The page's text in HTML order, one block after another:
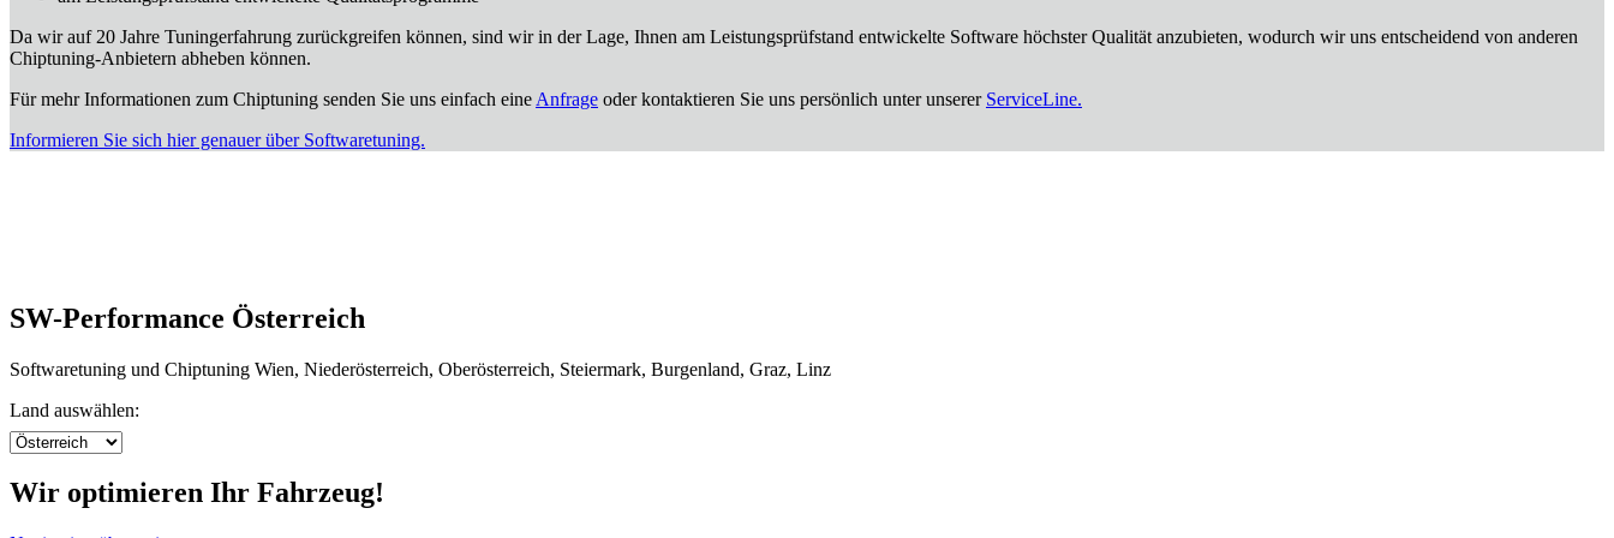
Da wir auf 20 Jahre Tuningerfahrung zurückgreifen können, sind wir in der Lage, Ihnen am Leistungsprüfstand entwickelte Software höchster Qualität anzubieten, wodurch wir uns entscheidend von anderen
Chiptuning-Anbietern abheben können.
Für mehr Informationen zum Chiptuning senden Sie uns einfach eine Anfrage oder kontaktieren Sie uns persönlich unter unserer ServiceLine.
Informieren Sie sich hier genauer über Softwaretuning.
SW-Performance Österreich
Softwaretuning und Chiptuning Wien, Niederösterreich, Oberösterreich, Steiermark, Burgenland, Graz, Linz
Land auswählen:
Wir optimieren Ihr Fahrzeug!